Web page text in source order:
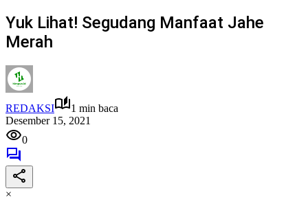
Yuk Lihat! Segudang Manfaat Jahe
Merah
REDAKSI
1 min baca
Desember 15, 2021
0
×